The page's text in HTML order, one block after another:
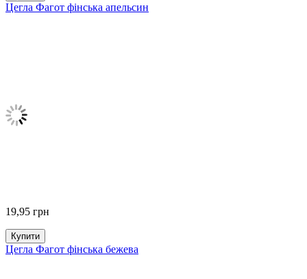
Цегла Фагот фінська апельсин
19,95 грн
Купити
Цегла Фагот фінська бежева